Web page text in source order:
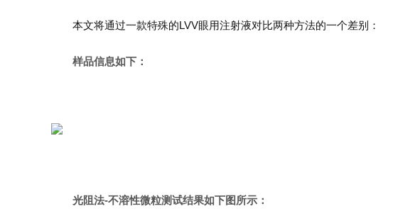
本文将通过一款特殊的LVV眼用注射液对比两种方法的一个差别：
样品信息如下：
光阻法-不溶性微粒测试结果如下图所示：